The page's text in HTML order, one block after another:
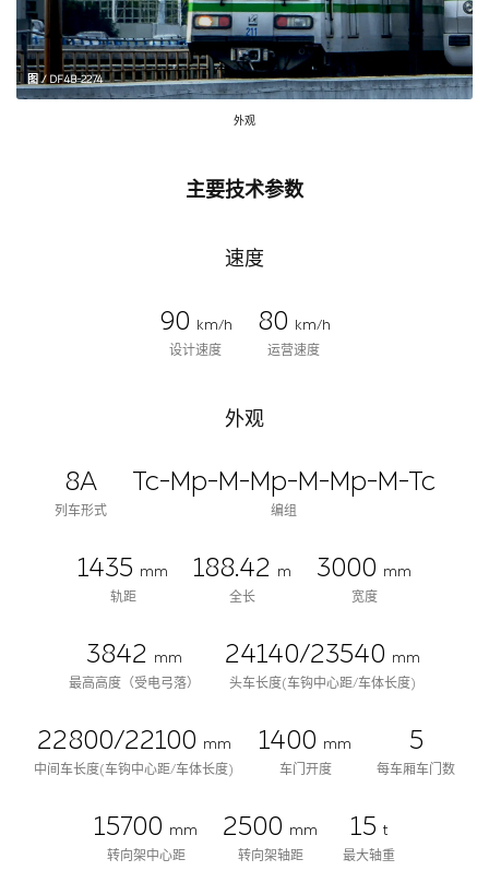
图 / DF4B-2274
外观
主要技术参数
速度
90
km/h
设计速度
80
km/h
运营速度
外观
8A
列车形式
Tc-Mp-M-Mp-M-Mp-M-Tc
编组
1435 mm
轨距
188.42
m
全长
3000 mm
宽度
3842
mm
最高高度（受电弓落）
24140/23540 mm
头车长度(车钩中心距/车体长度)
22800/22100 mm
中间车长度(车钩中心距/车体长度)
1400 mm
车门开度
5
每车厢车门数
15700 mm
转向架中心距
2500 mm
转向架轴距
15 t
最大轴重